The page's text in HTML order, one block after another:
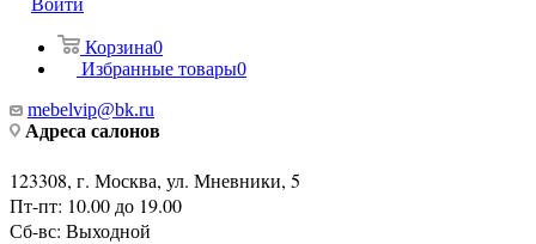
Войти
Корзина0
Избранные товары0
mebelvip@bk.ru
Адреса салонов
123308, г. Москва, ул. Мневники, 5
Пт-пт: 10.00 до 19.00
Сб-вс: Выходной